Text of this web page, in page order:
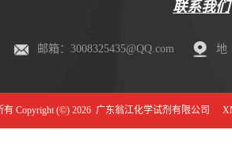
联系我们
邮箱：3008325435@QQ.com 地
有 Copyright (©) 2026 广东翁江化学试剂有限公司